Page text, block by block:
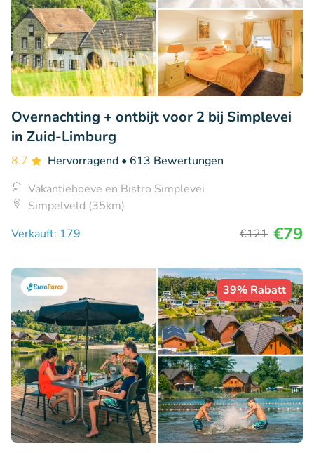
Overnachting + ontbijt voor 2 bij Simplevei
in Zuid-Limburg
8.7 Hervorragend • 613 Bewertungen
Vakantiehoeve en Bistro Simplevei
Simpelveld (35km)
Verkauft: 179
€121 €79
39% Rabatt